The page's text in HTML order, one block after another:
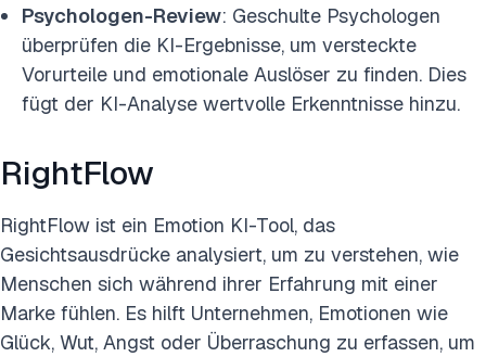
Psychologen-Review: Geschulte Psychologen
überprüfen die KI-Ergebnisse, um versteckte
Vorurteile und emotionale Auslöser zu finden. Dies
fügt der KI-Analyse wertvolle Erkenntnisse hinzu.
RightFlow
RightFlow ist ein Emotion KI-Tool, das
Gesichtsausdrücke analysiert, um zu verstehen, wie
Menschen sich während ihrer Erfahrung mit einer
Marke fühlen. Es hilft Unternehmen, Emotionen wie
Glück, Wut, Angst oder Überraschung zu erfassen, um